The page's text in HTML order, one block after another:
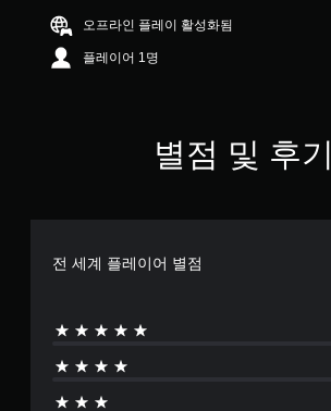
오프라인 플레이 활성화됨
플레이어 1명
별점 및 후기
전 세계 플레이어 별점